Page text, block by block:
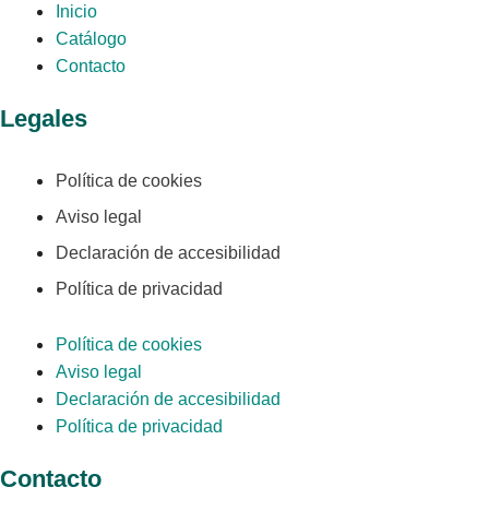
Inicio
Catálogo
Contacto
Legales
Política de cookies
Aviso legal
Declaración de accesibilidad
Política de privacidad
Política de cookies
Aviso legal
Declaración de accesibilidad
Política de privacidad
Contacto